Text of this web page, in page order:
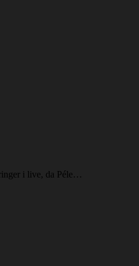
i live, da Péle…